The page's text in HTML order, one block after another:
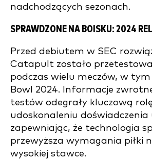
nadchodzących sezonach.
SPRAWDZONE NA BOISKU: 2024
Przed debiutem w SEC
Catapult zostało
podczas wielu meczów, w
Bowl 2024. Informacje
testów odegrały kluczową
udoskonaleniu
zapewniając, że technologia
przewyższa wymagania piłki
wysokiej stawce.